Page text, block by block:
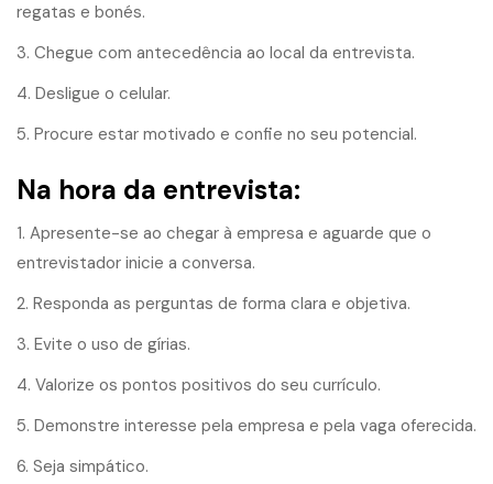
regatas e bonés.
3. Chegue com antecedência ao local da entrevista.
4. Desligue o celular.
5. Procure estar motivado e confie no seu potencial.
Na hora da entrevista:
1. Apresente-se ao chegar à empresa e aguarde que o
entrevistador inicie a conversa.
2. Responda as perguntas de forma clara e objetiva.
3. Evite o uso de gírias.
4. Valorize os pontos positivos do seu currículo.
5. Demonstre interesse pela empresa e pela vaga oferecida.
6. Seja simpático.